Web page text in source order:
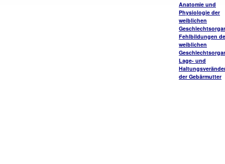
Anatomie und
Physiologie der
weiblichen
Fehlbildungen
weiblichen
Lage- und
der Gebärmutter